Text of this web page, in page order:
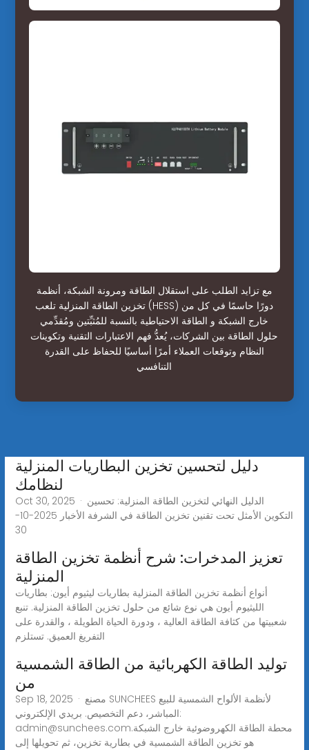
مع تزايد الطلب على استقلال الطاقة ومرونة الشبكة، أنظمة
تخزين الطاقة المنزلية تلعب (HESS) دورًا حاسمًا في كل من
خارج الشبكة و الطاقة الاحتياطية بالنسبة للمُثبِّتين ومُقدِّمي
حلول الطاقة بين الشركات، يُعدُّ فهم الاعتبارات التقنية وتكوينات
النظام وتوقعات العملاء أمرًا أساسيًا للحفاظ على القدرة
التنافسي
دليل لتحسين تخزين البطاريات المنزلية
لنظامك
Oct 30, 2025 · الدليل النهائي لتخزين الطاقة المنزلية: تحسين
التكوين الأمثل تحت تقنين تخزين الطاقة في الشرفة الأخبار 2025-10-
30
تعزيز المدخرات: شرح أنظمة تخزين الطاقة
المنزلية
أنواع أنظمة تخزين الطاقة المنزلية بطاريات ليثيوم أيون: بطاريات
الليثيوم أيون هي نوع شائع من حلول تخزين الطاقة المنزلية. تنبع
شعبيتها من كثافة الطاقة العالية ، ودورة الحياة الطويلة ، والقدرة على
التفريغ العميق. تستلزم
توليد الطاقة الكهربائية من الطاقة الشمسية
من
Sep 18, 2025 · مصنع SUNCHEES لأنظمة الألواح الشمسية للبيع
المباشر، دعم التخصيص. بريدي الإلكتروني:
admin@sunchees.com.محطة الطاقة الكهروضوئية خارج الشبكة
هو تخزين الطاقة الشمسية في بطارية تخزين، ثم تحويلها إلى